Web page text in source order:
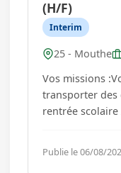
(H/F)
Interim
25 - Mouthe
Vos missions
transporter des
rentrée scolaire
travail pendant
Publie le 06/08/